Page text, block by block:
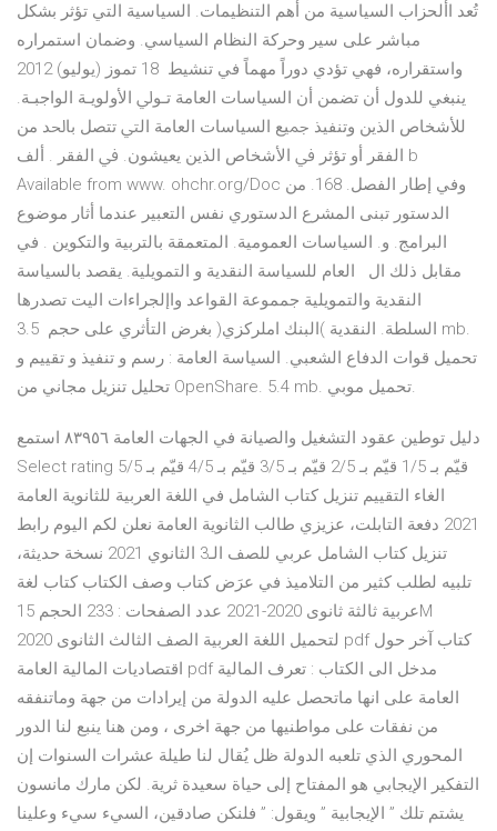
تُعد األحزاب السياسية من أهم التنظيمات. السياسية التي تؤثر بشكل
مباشر على سير وحركة النظام السياسي. وضمان استمراره
واستقراره، فهي تؤدي دوراً مهماً في تنشيط 18 تموز (يوليو) 2012
ﻳﻨﺒﻐﻲ ﻟﻠﺪﻭﻝ ﺃﻥ ﺗﻀﻤﻦ ﺃﻥ ﺍﻟﺴﻴﺎﺳﺎﺕ ﺍﻟﻌﺎﻣﺔ ﺗـﻮﱄ ﺍﻷﻭﻟﻮﻳـﺔ ﺍﻟﻮﺍﺟﺒـﺔ.
ﻟﻸﺷﺨﺎﺹ ﺍﻟﺬﻳﻦ ﻭﺗﻨﻔﻴﺬ ﲨﻴﻊ ﺍﻟﺴﻴﺎﺳﺎﺕ ﺍﻟﻌﺎﻣﺔ ﺍﻟﱵ ﺗﺘﺼﻞ ﺑﺎﳊﺪ ﻣﻦ
ﺍﻟﻔﻘﺮ ﺃﻭ ﺗﺆﺛﺮ ﰲ ﺍﻷﺷﺨﺎﺹ ﺍﻟﺬﻳﻦ ﻳﻌﻴﺸﻮﻥ. ﰲ ﺍﻟﻔﻘﺮ . ﺃﻟﻒ b
Available from www. ohchr.org/Doc وفي إطار الفصل. 168. من
الدستور تبنى المشرع الدستوري نفس التعبير عندما أثار موضوع
البرامج. و. السياسات العمومية. المتعمقة بالتربية والتكوين . في
مقابل ذلك ال العام للسياسة النقدية و التمويلية. يقصد بالسياسة
النقدية والتمويلية جمموعة القواعد واإلجراءات اليت تصدرها
السلطة. النقدية )البنك املركزي( بغرض التأثري على حجم 3.5 mb.
تحميل قوات الدفاع الشعبي. السياسة العامة : رسم و تنفيذ و تقييم و
تحليل تنزيل مجاني من OpenShare. 5.4 mb. تحميل موبي.
دليل توطين عقود التشغيل والصيانة في الجهات العامة ٨٣٩٥٦ استمع
Select rating قيّم بـ 1/5 قيّم بـ 2/5 قيّم بـ 3/5 قيّم بـ 4/5 قيّم بـ 5/5
الغاء التقييم تنزيل كتاب الشامل في اللغة العربية للثانوية العامة
2021 دفعة التابلت، عزيزي طالب الثانوية العامة نعلن لكم اليوم رابط
تنزيل كتاب الشامل عربي للصف الـ3 الثانوي 2021 نسخة حديثة،
تلبيه لطلب كثير من التلاميذ في عرَض كتاب وصف الكتاب كتاب لغة
عربية ثالثة ثانوى 2020-2021 عدد الصفحات : 233 الحجم 15M
لتحميل اللغة العربية الصف الثالث الثانوى 2020 pdf كتاب آخر حول
اقتصاديات المالية العامة pdf مدخل الى الكتاب : تعرف المالية
العامة على انها ماتحصل عليه الدولة من إيرادات من جهة وماتنفقه
من نفقات على مواطنيها من جهة اخرى ، ومن هنا ينبع لنا الدور
المحوري الذي تلعبه الدولة ظل يُقال لنا طيلة عشرات السنوات إن
التفكير الإيجابي هو المفتاح إلى حياة سعيدة ثرية. لكن مارك مانسون
يشتم تلك ” الإيجابية ” ويقول: ” فلنكن صادقين، السيء سيء وعلينا